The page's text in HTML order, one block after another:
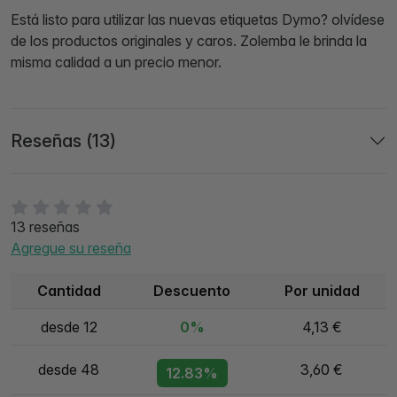
13 reseñas
Agregue su reseña
Cantidad Descuento Por unidad
desde 12 0% 4,13 €
desde 48 12.83% 3,60 €
Está listo para utilizar las nuevas etiquetas Dymo? olvídese
de los productos originales y caros. Zolemba le brinda la
misma calidad a un precio menor.
Reseñas (13)